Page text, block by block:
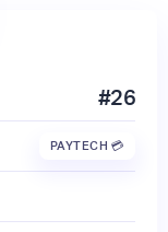
#26
PAYTECH 💳